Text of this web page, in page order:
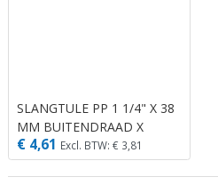
SLANGTULE PP 1 1/4" X 38
MM BUITENDRAAD X
SLANGTULE 6BAR GRIJS
€ 4,61 Excl. BTW: € 3,81